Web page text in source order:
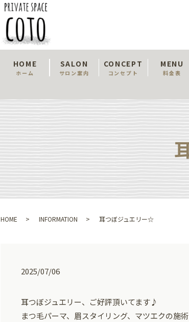
HOME
ホーム
SALON
サロン案内
CONCEPT
コンセプト
MENU
料金表
HOME INFORMATION 耳つぼジュエリー☆
2025/07/06
耳つぼジュエリー、ご好評頂いてます♪
まつ毛パーマ、眉スタイリング、マツエクの施